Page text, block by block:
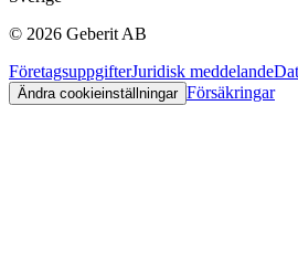
© 2026 Geberit AB
FöretagsuppgifterJuridisk meddelande
Ändra cookieinställningar Försäkringar